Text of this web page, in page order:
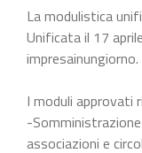
La modulistica
Unificata il 17
impresainungiorno.
I moduli approvati
-
associazioni e